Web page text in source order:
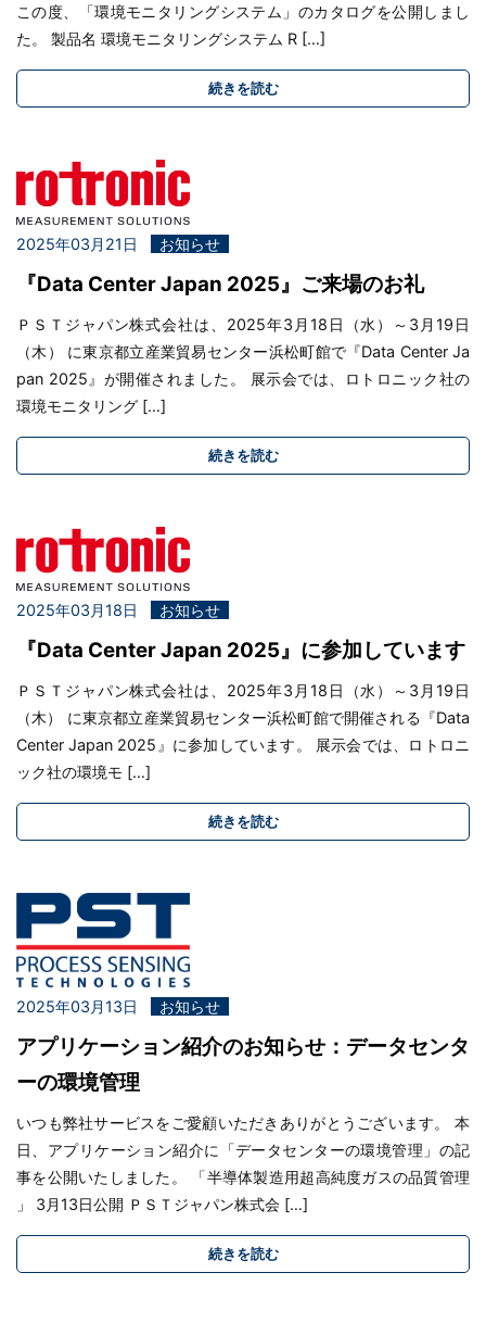
この度、「環境モニタリングシステム」のカタログを公開しまし
た。 製品名 環境モニタリングシステム R […]
続きを読む
2025年03月21日 お知らせ
『Data Center Japan 2025』ご来場のお礼
ＰＳＴジャパン株式会社は、2025年3月18日（水）～3月19日
（木） に東京都立産業貿易センター浜松町館で『Data Center Ja
pan 2025』が開催されました。 展示会では、ロトロニック社の
環境モニタリング […]
続きを読む
2025年03月18日 お知らせ
『Data Center Japan 2025』に参加しています
ＰＳＴジャパン株式会社は、2025年3月18日（水）～3月19日
（木） に東京都立産業貿易センター浜松町館で開催される『Data
Center Japan 2025』に参加しています。 展示会では、ロトロニ
ック社の環境モ […]
続きを読む
2025年03月13日 お知らせ
アプリケーション紹介のお知らせ：データセンタ
ーの環境管理
いつも弊社サービスをご愛顧いただきありがとうございます。 本
日、アプリケーション紹介に「データセンターの環境管理」の記
事を公開いたしました。 「半導体製造用超高純度ガスの品質管理
」 3月13日公開 ＰＳＴジャパン株式会 […]
続きを読む